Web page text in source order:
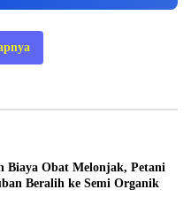
Biaya Obat Melonjak, Petani
Beralih ke Semi Organik